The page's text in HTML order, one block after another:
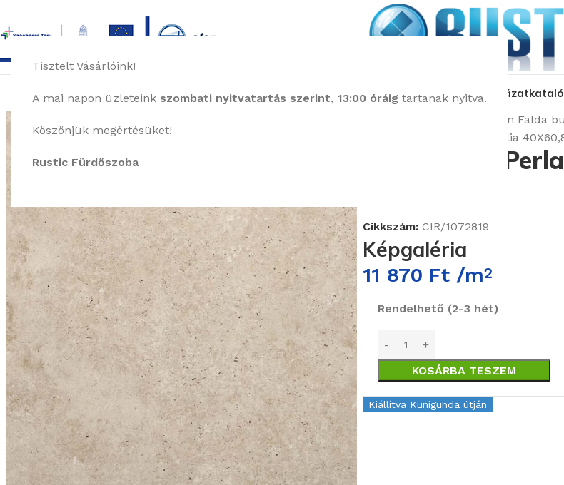
Tisztelt Vásárlóink!
A mai napon üzleteink szombati nyitvatartás szerint, 13:00 óráig tartanak nyitva.
Köszönjük megértésüket!
Rustic Fürdőszoba
főoldal termékek képgalériabemutatkozásüzleteink látványtervezés pályázat
Cir In Falda
Cir In Falda Perlato Di Sicilia
Cir In Falda
Cikkszám: CIR/1072819
Képgaléria
11 870 Ft /m2
Rendelhető (2-3 hét)
KOSÁRBA TESZEM
Kiállítva Kunigunda útján